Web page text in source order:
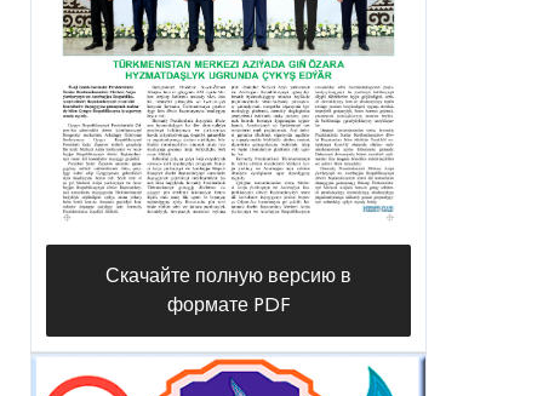
Скачайте полную версию в
формате PDF